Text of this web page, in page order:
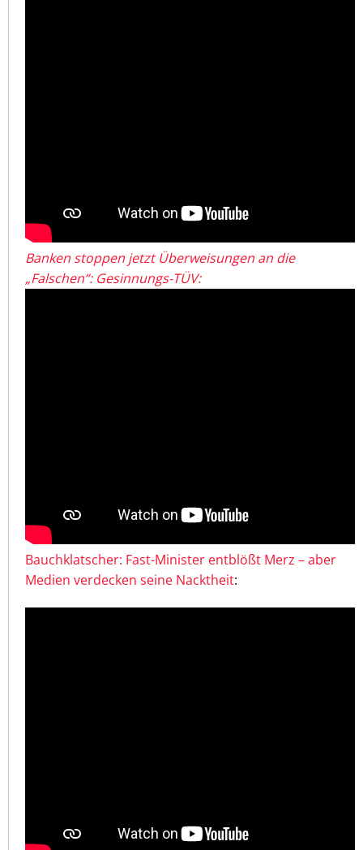
Banken stoppen jetzt Überweisungen an die
„Falschen“: Gesinnungs-TÜV:
Bauchklatscher: Fast-Minister entblößt Merz – aber
Medien verdecken seine Nacktheit: